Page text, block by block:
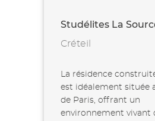
Studélites La
Créteil
La résidence
est idéalement située
de Paris, offrant un
environnement vivant